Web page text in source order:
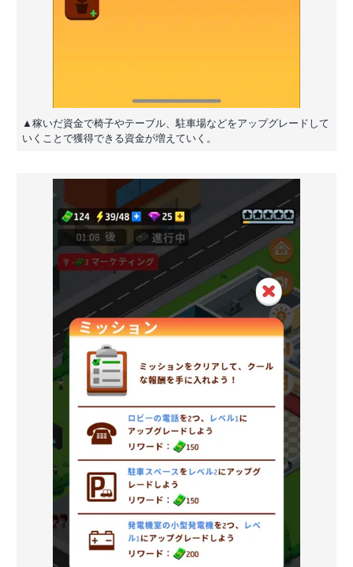
▲稼いだ資金で椅子やテーブル、駐車場などをアップグレードして
いくことで獲得できる資金が増えていく。